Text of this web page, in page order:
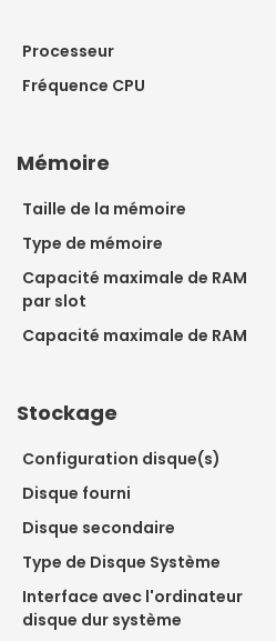
Processeur
Fréquence CPU
Mémoire
Taille de la mémoire
Type de mémoire
Capacité maximale de RAM
par slot
Capacité maximale de RAM
Stockage
Configuration disque(s)
Disque fourni
Disque secondaire
Type de Disque Système
Interface avec l'ordinateur
disque dur système